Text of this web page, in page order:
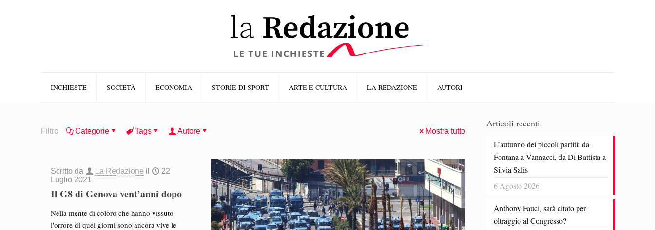
INCHIESTE SOCIETÀ ECONOMIA STORIE DI SPORT ARTE E CULTURA LA REDAZIONE AUTORI
Filtro Categorie Tags Autore Mostra tutto
Scritto da La Redazione il
22
Luglio 2021
Il G8 di Genova vent’anni dopo
Nella mente di coloro che hanno vissuto
l'orrore di quei giorni sono ancora vive le
Articoli recenti
L’autunno dei piccoli partiti: da
Fontana a Vannacci, da Di Battista a
Silvia Salis
6 Agosto 2026
Anthony Fauci, sarà citato per
oltraggio al Congresso?